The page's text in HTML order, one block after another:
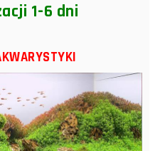
1-6 dni